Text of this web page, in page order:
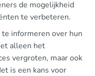
de mogelijkheid
te verbeteren.
informeren over hun
alleen het
vergroten, maar ook
is een kans voor